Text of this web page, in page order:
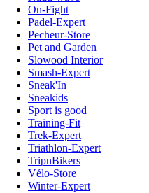
On-Fight
Padel-Expert
Pecheur-Store
Pet and Garden
Slowood Interior
Smash-Expert
Sneak'In
Sneakids
Sport is good
Training-Fit
Trek-Expert
Triathlon-Expert
TripnBikers
Vélo-Store
Winter-Expert